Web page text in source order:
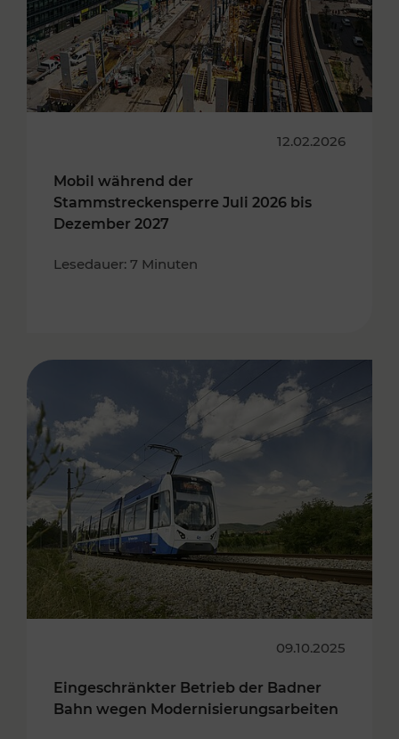
12.02.2026
Mobil während der
Stammstreckensperre Juli 2026 bis
Dezember 2027
Lesedauer: 7 Minuten
09.10.2025
Eingeschränkter Betrieb der Badner
Bahn wegen Modernisierungsarbeiten